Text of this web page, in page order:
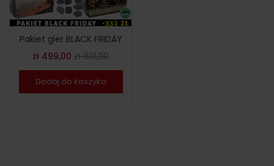
Pakiet gier BLACK FRIDAY
zł 499,00 zł831,00
Dodaj do koszyka